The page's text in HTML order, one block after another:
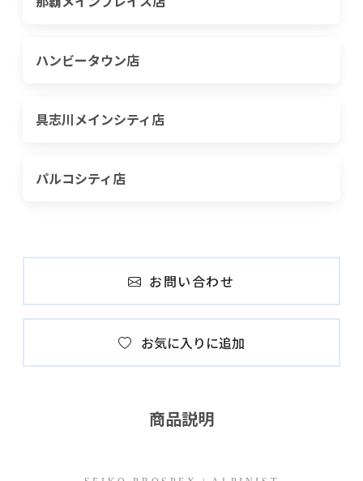
ハンビータウン店
具志川メインシティ店
パルコシティ店
お問い合わせ
お気に入りに追加
商品説明